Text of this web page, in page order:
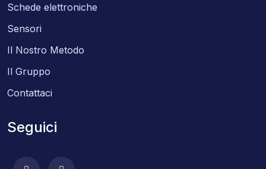
Schede elettroniche
Sensori
Il Nostro Metodo
Il Gruppo
Contattaci
Seguici